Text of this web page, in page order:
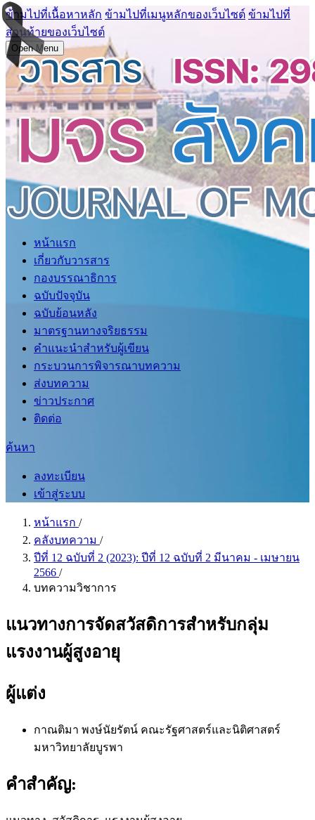
ข้ามไปที่เนื้อหาหลัก ข้ามไปที่เมนูหลักของเว็บไซต์ ข้ามไปที่
ส่วนท้ายของเว็บไซต์
Open Menu
หน้าแรก
เกี่ยวกับวารสาร
กองบรรณาธิการ
ฉบับปัจจุบัน
ฉบับย้อนหลัง
มาตรฐานทางจริยธรรม
คำแนะนำสำหรับผู้เขียน
กระบวนการพิจารณาบทความ
ส่งบทความ
ข่าวประกาศ
ติดต่อ
ค้นหา
ลงทะเบียน
เข้าสู่ระบบ
หน้าแรก /
คลังบทความ /
ปีที่ 12 ฉบับที่ 2 (2023): ปีที่ 12 ฉบับที่ 2 มีนาคม - เมษายน
2566 /
บทความวิชาการ
แนวทางการจัดสวัสดิการสำหรับกลุ่ม
แรงงานผู้สูงอายุ
ผู้แต่ง
กาณติมา พงษ์นัยรัตน์ คณะรัฐศาสตร์และนิติศาสตร์
มหาวิทยาลัยบูรพา
คำสำคัญ: